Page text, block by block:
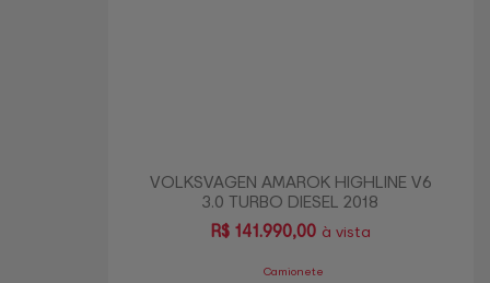
VOLKSVAGEN AMAROK HIGHLINE V6
3.0 TURBO DIESEL 2018
R$141.990,00 à vista
Camionete